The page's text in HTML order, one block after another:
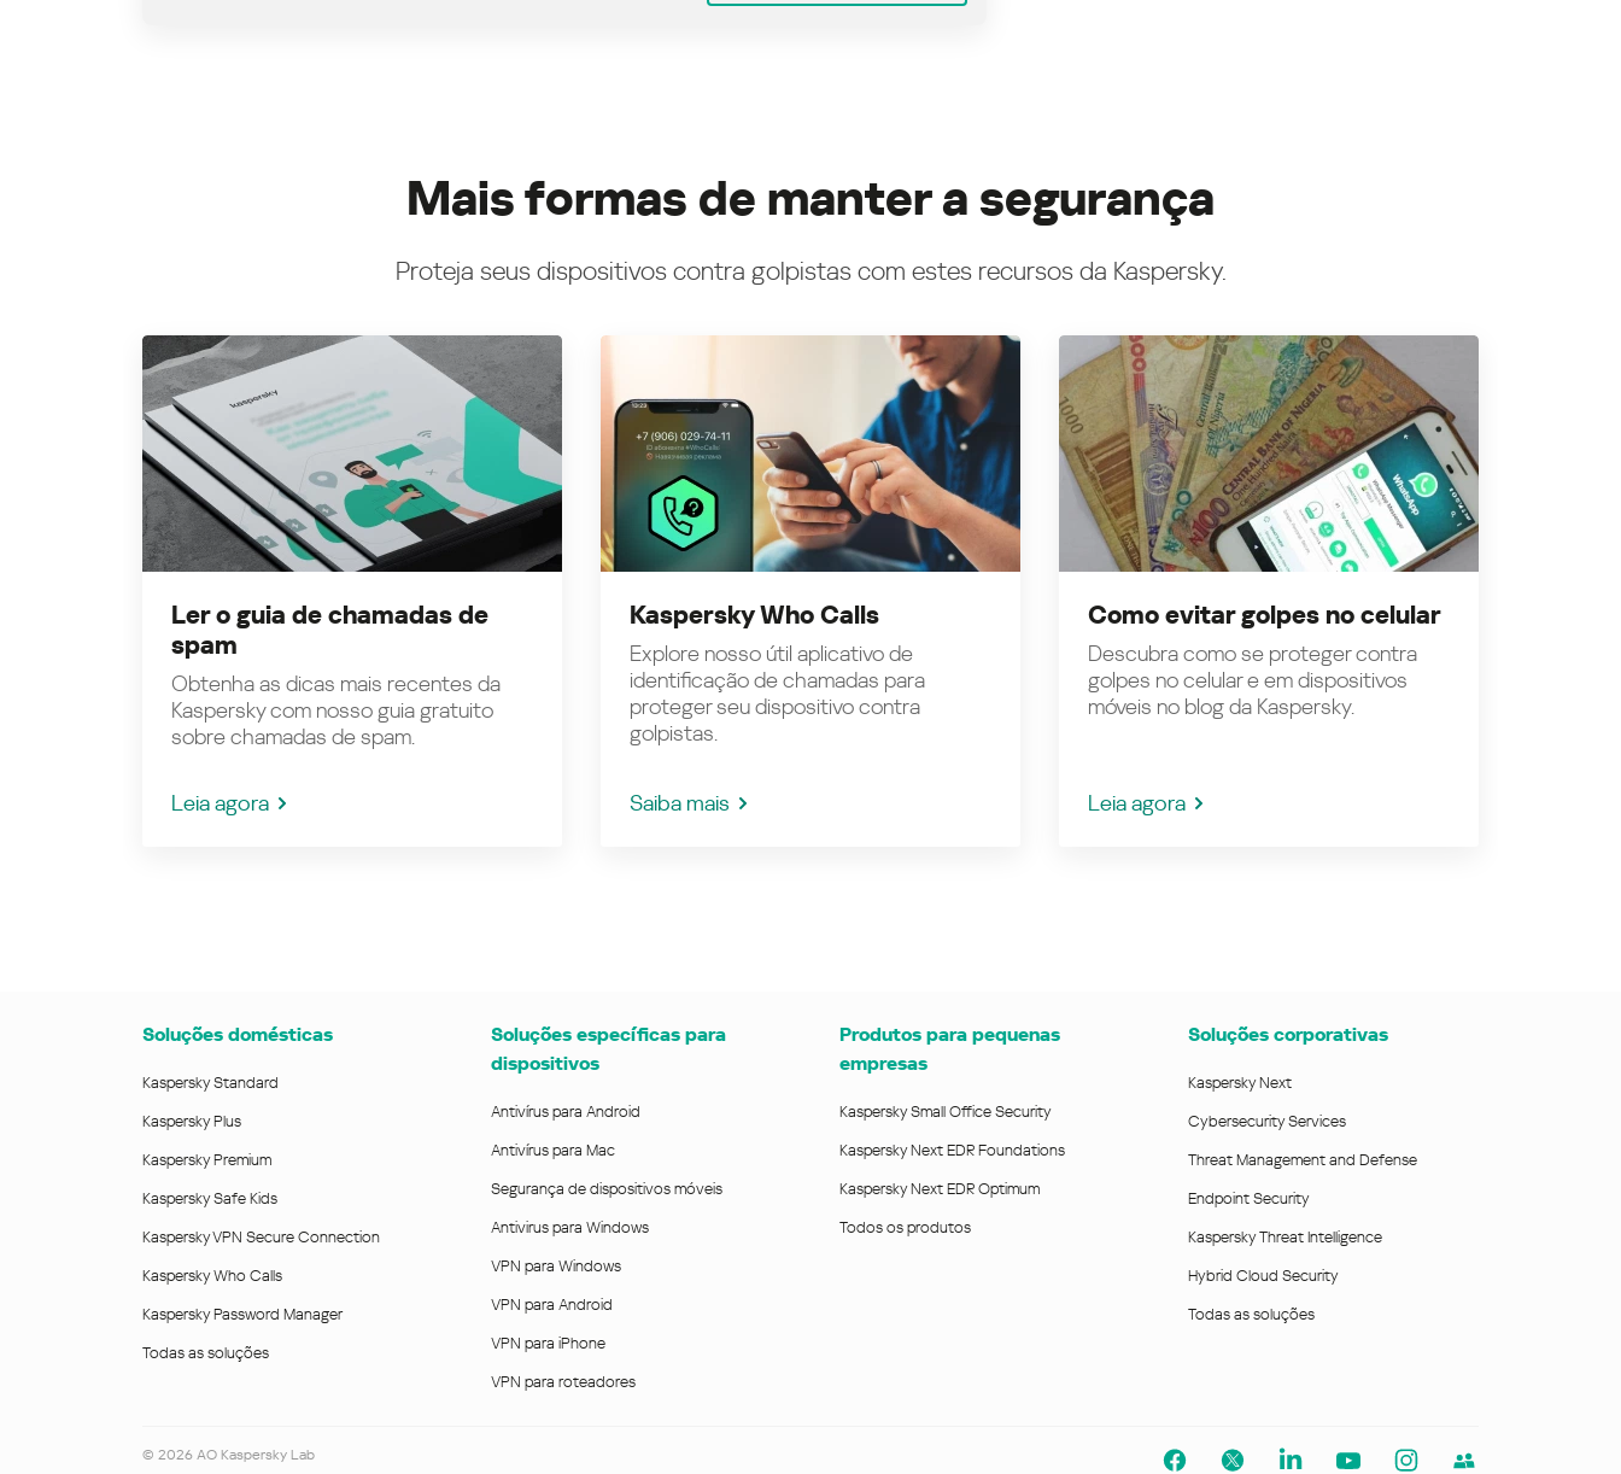
Mais formas de manter a segurança
Proteja seus dispositivos contra golpistas com estes recursos da Kaspersky.
Ler o guia de chamadas de
spam
Obtenha as dicas mais recentes da
Kaspersky com nosso guia gratuito
sobre chamadas de spam.
Leia agora
Kaspersky Who Calls
Explore nosso útil aplicativo de
identificação de chamadas para
proteger seu dispositivo contra
golpistas.
Saiba mais
Como evitar golpes no celular
Descubra como se proteger contra
golpes no celular e em dispositivos
móveis no blog da Kaspersky.
Leia agora
Soluções domésticas
Kaspersky Standard
Kaspersky Plus
Kaspersky Premium
Kaspersky Safe Kids
Kaspersky VPN Secure Connection
Kaspersky Who Calls
Kaspersky Password Manager
Todas as soluções
Soluções específicas para
dispositivos
Antivírus para Android
Antivírus para Mac
Segurança de dispositivos móveis
Antivirus para Windows
VPN para Windows
VPN para Android
VPN para iPhone
VPN para roteadores
Produtos para pequenas
empresas
Kaspersky Small Office Security
Kaspersky Next EDR Foundations
Kaspersky Next EDR Optimum
Todos os produtos
Soluções corporativas
Kaspersky Next
Cybersecurity Services
Threat Management and Defense
Endpoint Security
Kaspersky Threat Intelligence
Hybrid Cloud Security
Todas as soluções
© 2026 AO Kaspersky Lab